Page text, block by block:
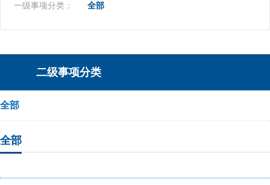
一级事项分类： 全部
二级事项分类
全部
全部